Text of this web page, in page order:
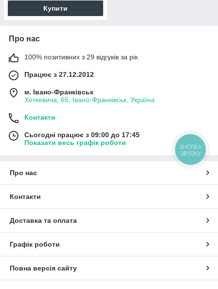
Купити
Про нас
100% позитивних з 29 відгуків за рік
Працює з 27.12.2012
м. Івано-Франківськ
Хоткевича, 65, Івано-Франківськ, Україна
Контакти
Сьогодні працює з 09:00 до 17:45
Показати весь графік роботи
Про нас
Контакти
Доставка та оплата
Графік роботи
Повна версія сайту
КНОПКА
ЗВ'ЯЗКУ